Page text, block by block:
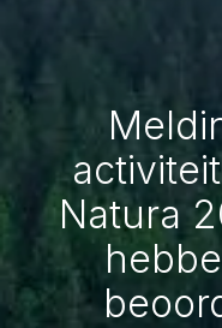
Natura